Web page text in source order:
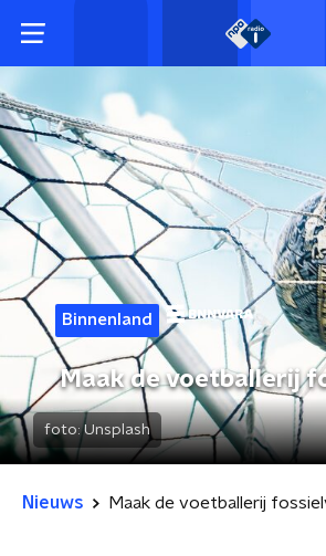
Binnenland
Maak de voetballerij
foto:Unsplash
Nieuws Maak de voetballerij